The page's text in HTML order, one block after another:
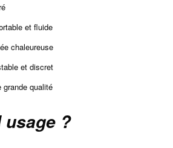
et fluide
chaleureuse
et discret
grande qualité
usage ?